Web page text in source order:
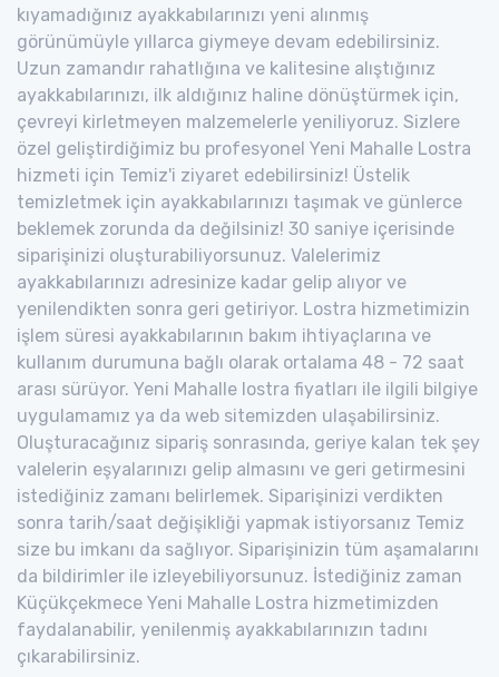
kıyamadığınız ayakkabılarınızı yeni alınmış
görünümüyle yıllarca giymeye devam edebilirsiniz.
Uzun zamandır rahatlığına ve kalitesine alıştığınız
ayakkabılarınızı, ilk aldığınız haline dönüştürmek için,
çevreyi kirletmeyen malzemelerle yeniliyoruz. Sizlere
özel geliştirdiğimiz bu profesyonel Yeni Mahalle Lostra
hizmeti için Temiz'i ziyaret edebilirsiniz! Üstelik
temizletmek için ayakkabılarınızı taşımak ve günlerce
beklemek zorunda da değilsiniz! 30 saniye içerisinde
siparişinizi oluşturabiliyorsunuz. Valelerimiz
ayakkabılarınızı adresinize kadar gelip alıyor ve
yenilendikten sonra geri getiriyor. Lostra hizmetimizin
işlem süresi ayakkabılarının bakım ihtiyaçlarına ve
kullanım durumuna bağlı olarak ortalama 48 - 72 saat
arası sürüyor. Yeni Mahalle lostra fiyatları ile ilgili bilgiye
uygulamamız ya da web sitemizden ulaşabilirsiniz.
Oluşturacağınız sipariş sonrasında, geriye kalan tek şey
valelerin eşyalarınızı gelip almasını ve geri getirmesini
istediğiniz zamanı belirlemek. Siparişinizi verdikten
sonra tarih/saat değişikliği yapmak istiyorsanız Temiz
size bu imkanı da sağlıyor. Siparişinizin tüm aşamalarını
da bildirimler ile izleyebiliyorsunuz. İstediğiniz zaman
Küçükçekmece Yeni Mahalle Lostra hizmetimizden
faydalanabilir, yenilenmiş ayakkabılarınızın tadını
çıkarabilirsiniz.